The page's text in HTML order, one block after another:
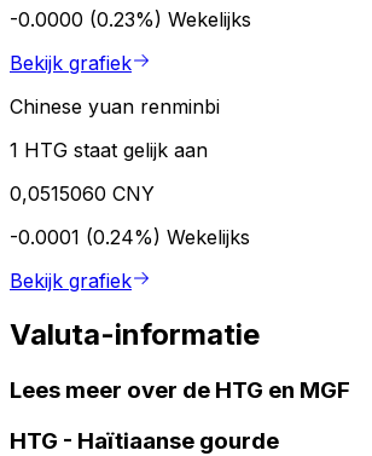
-0.0000 (0.23%) Wekelijks
Bekijk grafiek
Chinese yuan renminbi
1 HTG staat gelijk aan
0,0515060 CNY
-0.0001 (0.24%) Wekelijks
Bekijk grafiek
Valuta-informatie
Lees meer over de HTG en MGF
HTG - Haïtiaanse gourde